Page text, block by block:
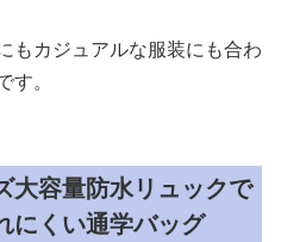
もカジュアルな服装にも合わ
。
大容量防水リュックで
にくい通学バッグ